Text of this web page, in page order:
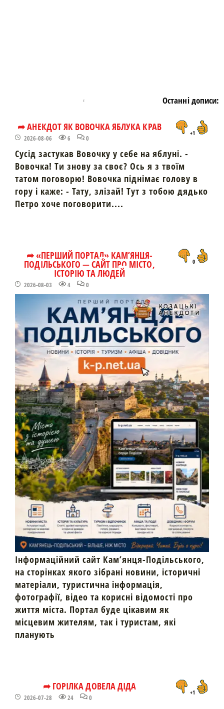
Останні дописи:
➦ АНЕКДОТ ЯК ВОВОЧКА ЯБЛУКА КРАВ
2026-08-06 6 0
+1
Сусід застукав Вовочку у себе на яблуні. -
Вовочка! Ти знову за своє? Ось я з твоїм
татом поговорю! Вовочка піднімає голову в
гору і каже: - Тату, злізай! Тут з тобою дядько
Петро хоче поговорити....
➦ «ПЕРШИЙ ПОРТАЛ» КАМ’ЯНЦЯ-
ПОДІЛЬСЬКОГО — САЙТ ПРО МІСТО,
ІСТОРІЮ ТА ЛЮДЕЙ
2026-08-03 4 0
0
Інформаційний сайт Кам’янця-Подільського,
на сторінках якого зібрані новини, історичні
матеріали, туристична інформація,
фотографії, відео та корисні відомості про
життя міста. Портал буде цікавим як
місцевим жителям, так і туристам, які
планують
➦ ГОРІЛКА ДОВЕЛА ДІДА
2026-07-28 24 0
+1